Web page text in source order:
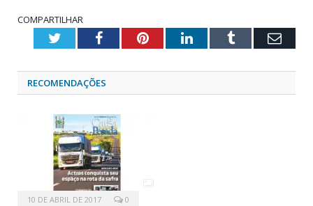
COMPARTILHAR
TwitterFacebookPinterestLinkedInTumblr
RECOMENDAÇÕES
10 DE ABRIL DE 2017 0